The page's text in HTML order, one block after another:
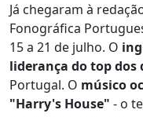
Já chegaram à
Fonográfica
15 a 21 de julho. O
liderança do top dos
Portugal. O músico
"Harry's House" - o